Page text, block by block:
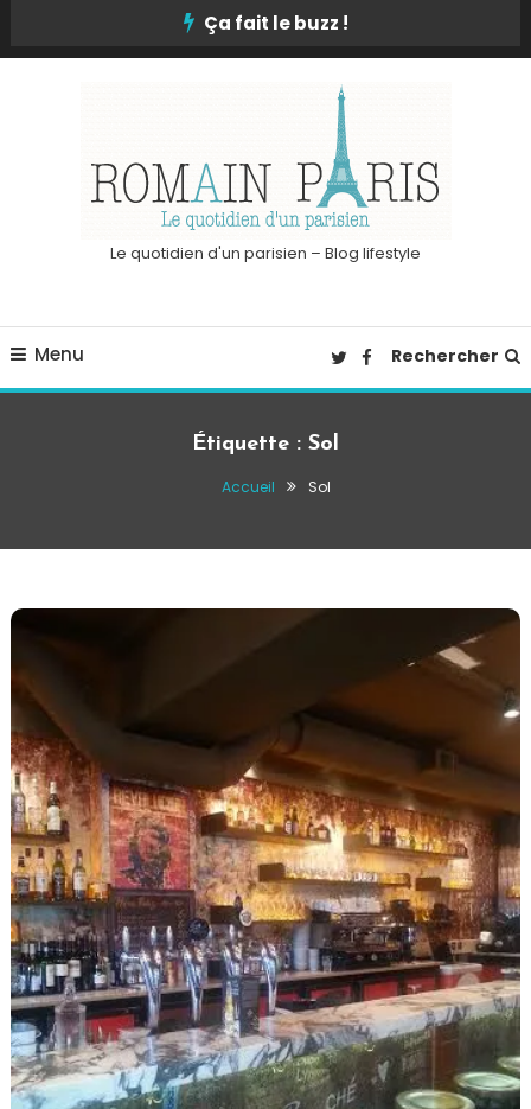
Ça fait le buzz !
Le quotidien d'un parisien – Blog lifestyle
Menu Rechercher
Étiquette : Sol
Accueil Sol